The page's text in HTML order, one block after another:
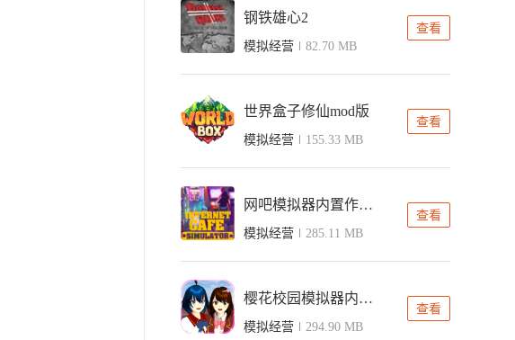
钢铁雄心2
模拟经营 82.70 MB
查看
世界盒子修仙mod版
模拟经营 155.33 MB
查看
网吧模拟器内置作弊菜单中文版
模拟经营 285.11 MB
查看
樱花校园模拟器内置ff菜单版
模拟经营 294.90 MB
查看